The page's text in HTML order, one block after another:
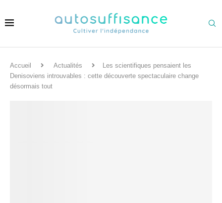
Accueil Actualités
Les scientifiques pensaient les
Denisoviens introuvables : cette découverte spectaculaire change
désormais tout